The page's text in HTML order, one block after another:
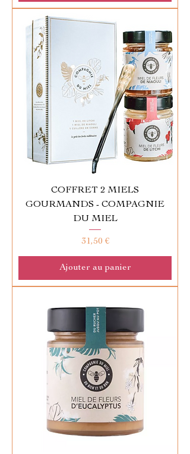
COFFRET 2 MIELS
GOURMANDS - COMPAGNIE
DU MIEL
Prix
31,50 €
Ajouter au panier